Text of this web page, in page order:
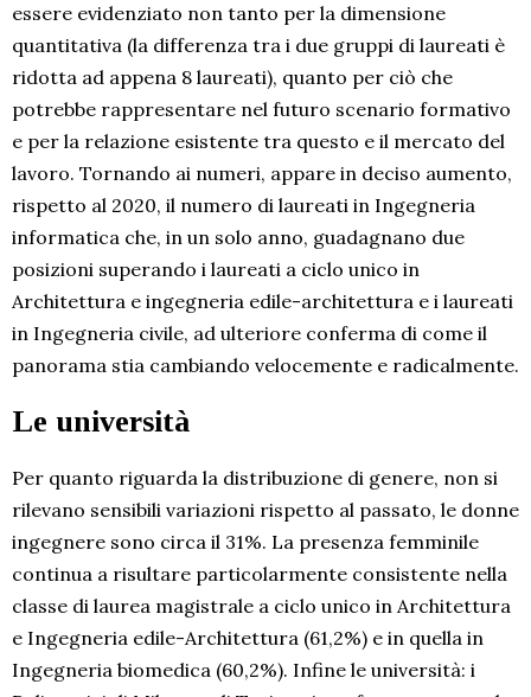
essere evidenziato non tanto per la dimensione
quantitativa (la differenza tra i due gruppi di laureati è
ridotta ad appena 8 laureati), quanto per ciò che
potrebbe rappresentare nel futuro scenario formativo
e per la relazione esistente tra questo e il mercato del
lavoro. Tornando ai numeri, appare in deciso aumento,
rispetto al 2020, il numero di laureati in Ingegneria
informatica che, in un solo anno, guadagnano due
posizioni superando i laureati a ciclo unico in
Architettura e ingegneria edile-architettura e i laureati
in Ingegneria civile, ad ulteriore conferma di come il
panorama stia cambiando velocemente e radicalmente.
Le università
Per quanto riguarda la distribuzione di genere, non si
rilevano sensibili variazioni rispetto al passato, le donne
ingegnere sono circa il 31%. La presenza femminile
continua a risultare particolarmente consistente nella
classe di laurea magistrale a ciclo unico in Architettura
e Ingegneria edile-Architettura (61,2%) e in quella in
Ingegneria biomedica (60,2%). Infine le università: i